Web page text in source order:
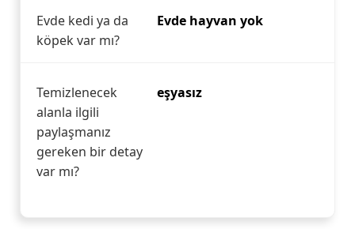
Evde kedi ya da
köpek var mı?
Evde hayvan yok
Temizlenecek
alanla ilgili
paylaşmanız
gereken bir detay
var mı?
eşyasız